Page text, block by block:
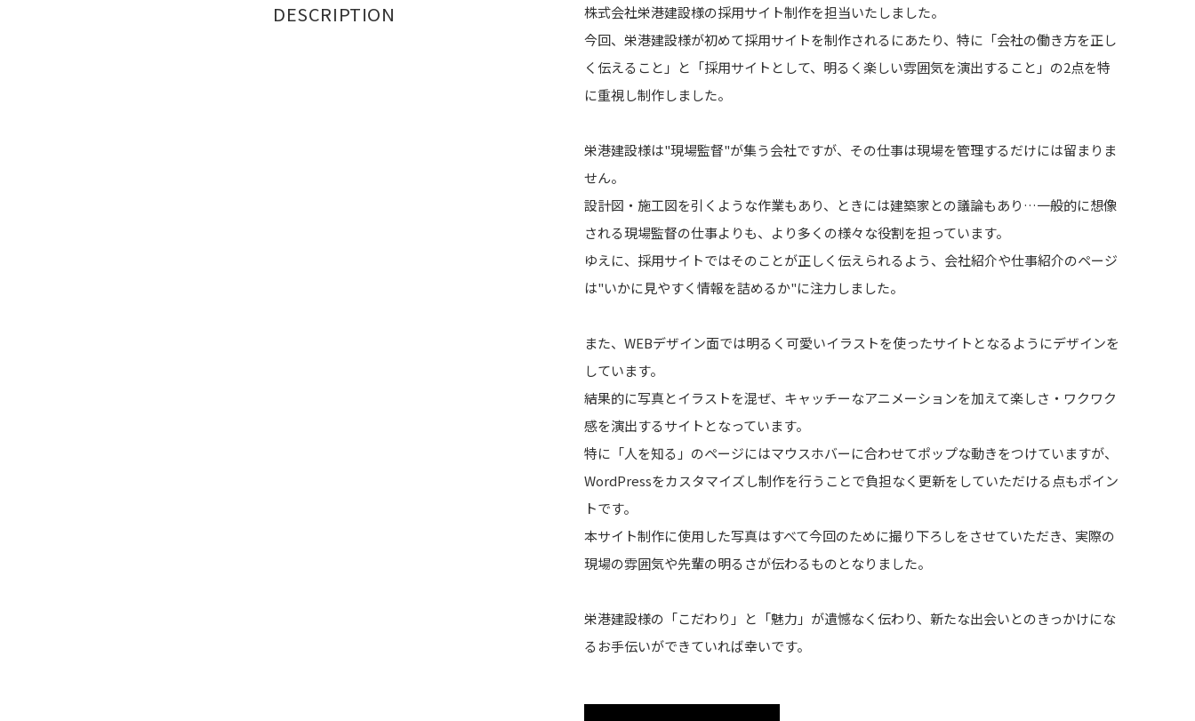
DESCRIPTION
株式会社栄港建設様の採用サイト制作を担当いたしました。
今回、栄港建設様が初めて採用サイトを制作されるにあたり、特に「会社の働き方を正し
く伝えること」と「採用サイトとして、明るく楽しい雰囲気を演出すること」の2点を特
に重視し制作しました。
栄港建設様は"現場監督"が集う会社ですが、その仕事は現場を管理するだけには留まりま
せん。
設計図・施工図を引くような作業もあり、ときには建築家との議論もあり…一般的に想像
される現場監督の仕事よりも、より多くの様々な役割を担っています。
ゆえに、採用サイトではそのことが正しく伝えられるよう、会社紹介や仕事紹介のページ
は"いかに見やすく情報を詰めるか"に注力しました。
また、WEBデザイン面では明るく可愛いイラストを使ったサイトとなるようにデザインを
しています。
結果的に写真とイラストを混ぜ、キャッチーなアニメーションを加えて楽しさ・ワクワク
感を演出するサイトとなっています。
特に「人を知る」のページにはマウスホバーに合わせてポップな動きをつけていますが、
WordPressをカスタマイズし制作を行うことで負担なく更新をしていただける点もポイン
トです。
本サイト制作に使用した写真はすべて今回のために撮り下ろしをさせていただき、実際の
現場の雰囲気や先輩の明るさが伝わるものとなりました。
栄港建設様の「こだわり」と「魅力」が遺憾なく伝わり、新たな出会いとのきっかけにな
るお手伝いができていれば幸いです。